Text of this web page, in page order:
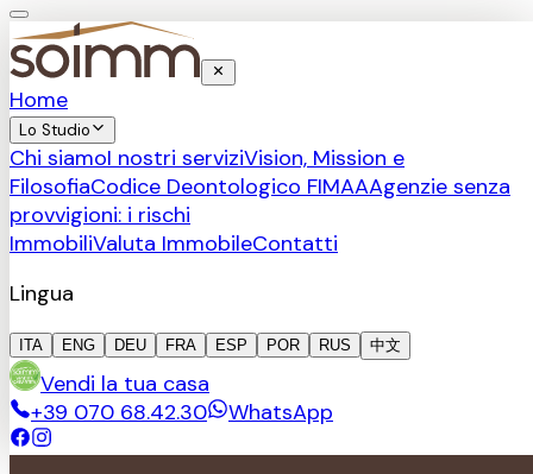
Home
Lo Studio
Chi siamoI nostri serviziVision, Mission e
FilosofiaCodice Deontologico FIMAAAgenzie senza
provvigioni: i rischi
ImmobiliValuta ImmobileContatti
Lingua
ITA ENG DEU FRA ESP POR RUS 中文
Vendi la tua casa
+39 070 68.42.30
WhatsApp